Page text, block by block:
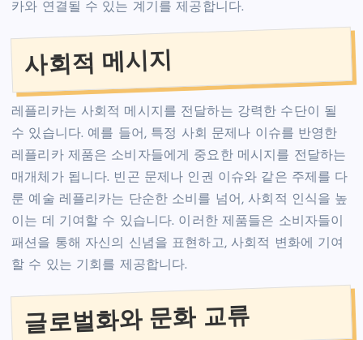
카와 연결될 수 있는 계기를 제공합니다.
사회적 메시지
레플리카는 사회적 메시지를 전달하는 강력한 수단이 될
수 있습니다. 예를 들어, 특정 사회 문제나 이슈를 반영한
레플리카 제품은 소비자들에게 중요한 메시지를 전달하는
매개체가 됩니다. 빈곤 문제나 인권 이슈와 같은 주제를 다
룬 예술 레플리카는 단순한 소비를 넘어, 사회적 인식을 높
이는 데 기여할 수 있습니다. 이러한 제품들은 소비자들이
패션을 통해 자신의 신념을 표현하고, 사회적 변화에 기여
할 수 있는 기회를 제공합니다.
글로벌화와 문화 교류